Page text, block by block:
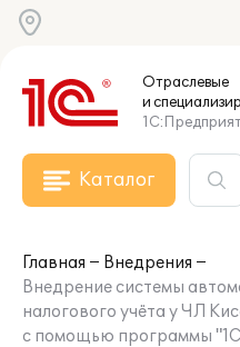
Отраслевые
и
Каталог
Главная
Внедрения
Внедрение системы
налогового учёта у ЧЛ
с помощью программы